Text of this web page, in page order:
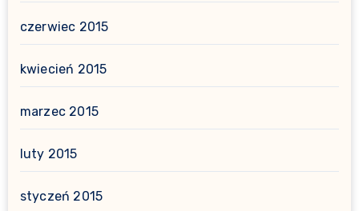
czerwiec 2015
kwiecień 2015
marzec 2015
luty 2015
styczeń 2015